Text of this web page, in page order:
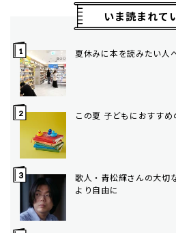
いま読まれて
夏休みに本を読みたい
この夏 子どもにおすすめ
歌人・青松輝さんの大切
より自由に